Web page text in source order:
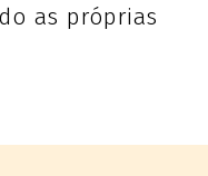
as próprias